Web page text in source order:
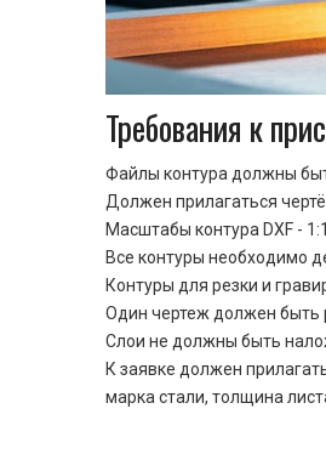
Требования к
Файлы контура должны
Должен прилагаться
Масштабы контура DXF - 1:1
Все контуры необходимо
Контуры для резки и
Один чертеж должен быть
Cлои не должны быть
К заявке должен
марка стали, толщина